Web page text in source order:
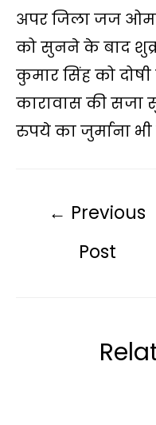
अपर जिला जज
को सुनने के बाद
कुमार सिंह को
कारावास की सजा
रुपये का जुर्माना
← Previous
Post